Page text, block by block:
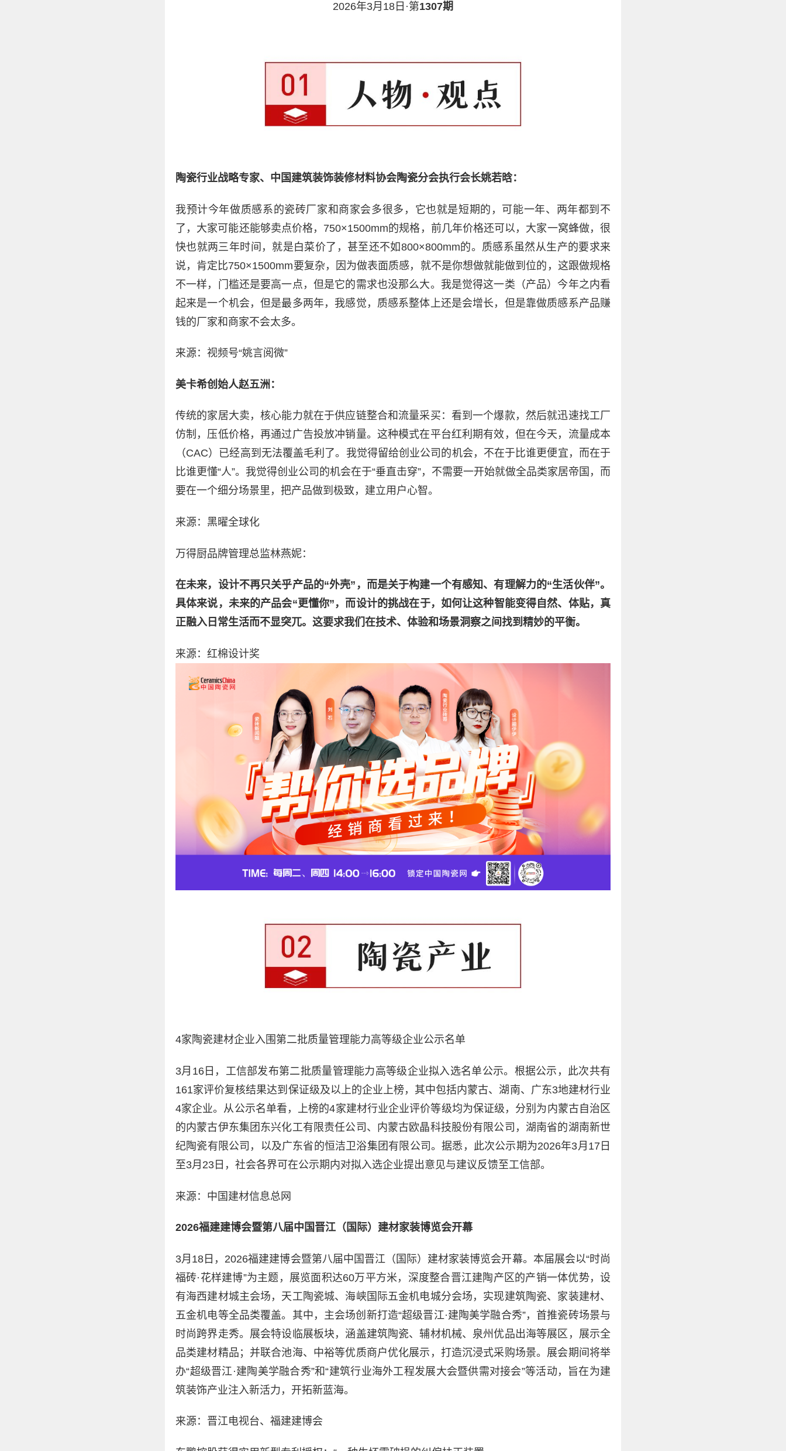
2026年3月18日·第1307期
陶瓷行业战略专家、中国建筑装饰装修材料协会陶瓷分会执行会长姚若晗：
我预计今年做质感系的瓷砖厂家和商家会多很多，它也就是短期的，可能一年、两年都到不
了，大家可能还能够卖点价格，750×1500mm的规格，前几年价格还可以，大家一窝蜂做，很
快也就两三年时间，就是白菜价了，甚至还不如800×800mm的。质感系虽然从生产的要求来
说，肯定比750×1500mm要复杂，因为做表面质感，就不是你想做就能做到位的，这跟做规格
不一样，门槛还是要高一点，但是它的需求也没那么大。我是觉得这一类（产品）今年之内看
起来是一个机会，但是最多两年，我感觉，质感系整体上还是会增长，但是靠做质感系产品赚
钱的厂家和商家不会太多。
来源：视频号“姚言阅微”
美卡希创始人赵五洲：
传统的家居大卖，核心能力就在于供应链整合和流量采买：看到一个爆款，然后就迅速找工厂
仿制，压低价格，再通过广告投放冲销量。这种模式在平台红利期有效，但在今天，流量成本
（CAC）已经高到无法覆盖毛利了。我觉得留给创业公司的机会，不在于比谁更便宜，而在于
比谁更懂“人”。我觉得创业公司的机会在于“垂直击穿”，不需要一开始就做全品类家居帝国，而
要在一个细分场景里，把产品做到极致，建立用户心智。
来源：黑曜全球化
万得厨品牌管理总监林燕妮：
在未来，设计不再只关乎产品的“外壳”，而是关于构建一个有感知、有理解力的“生活伙伴”。
具体来说，未来的产品会“更懂你”，而设计的挑战在于，如何让这种智能变得自然、体贴，真
正融入日常生活而不显突兀。这要求我们在技术、体验和场景洞察之间找到精妙的平衡。
来源：红棉设计奖
4家陶瓷建材企业入围第二批质量管理能力高等级企业公示名单
3月16日，工信部发布第二批质量管理能力高等级企业拟入选名单公示。根据公示，此次共有
161家评价复核结果达到保证级及以上的企业上榜，其中包括内蒙古、湖南、广东3地建材行业
4家企业。从公示名单看，上榜的4家建材行业企业评价等级均为保证级，分别为内蒙古自治区
的内蒙古伊东集团东兴化工有限责任公司、内蒙古欧晶科技股份有限公司，湖南省的湖南新世
纪陶瓷有限公司，以及广东省的恒洁卫浴集团有限公司。据悉，此次公示期为2026年3月17日
至3月23日，社会各界可在公示期内对拟入选企业提出意见与建议反馈至工信部。
来源：中国建材信息总网
2026福建建博会暨第八届中国晋江（国际）建材家装博览会开幕
3月18日，2026福建建博会暨第八届中国晋江（国际）建材家装博览会开幕。本届展会以“时尚
福砖·花样建博”为主题，展览面积达60万平方米，深度整合晋江建陶产区的产销一体优势，设
有海西建材城主会场，天工陶瓷城、海峡国际五金机电城分会场，实现建筑陶瓷、家装建材、
五金机电等全品类覆盖。其中，主会场创新打造“超级晋江·建陶美学融合秀”，首推瓷砖场景与
时尚跨界走秀。展会特设临展板块，涵盖建筑陶瓷、辅材机械、泉州优品出海等展区，展示全
品类建材精品；并联合池海、中裕等优质商户优化展示，打造沉浸式采购场景。展会期间将举
办“超级晋江·建陶美学融合秀”和“建筑行业海外工程发展大会暨供需对接会”等活动，旨在为建
筑装饰产业注入新活力，开拓新蓝海。
来源：晋江电视台、福建建博会